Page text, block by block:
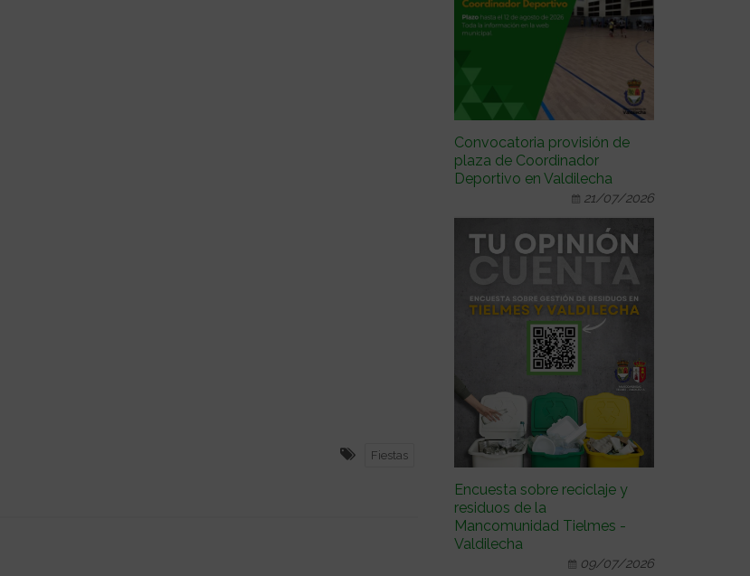
Fiestas
Convocatoria provisión de
plaza de Coordinador
Deportivo en Valdilecha
21/07/2026
Encuesta sobre reciclaje y
residuos de la
Mancomunidad Tielmes -
Valdilecha
09/07/2026